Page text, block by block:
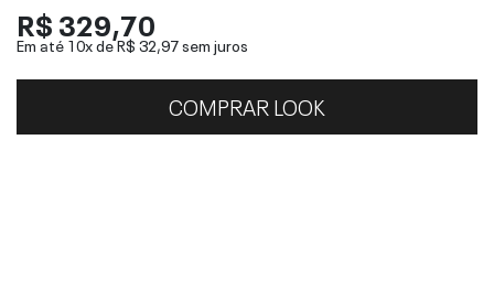
R$ 329,70
Em até 10x deR$ 32,97sem juros
COMPRAR LOOK